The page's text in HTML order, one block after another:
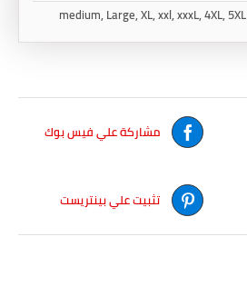
medium, Large, XL, xxl, xxxL, 4XL, 5XL
مشاركة علي فيس بوك
تثبيت علي بينتريست